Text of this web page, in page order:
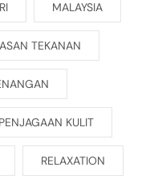
MALAYSIA
TEKANAN
PENJAGAAN KULIT
RELAXATION